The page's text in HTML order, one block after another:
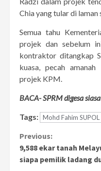
Chia yang tular di laman
Semua tahu
projek dan sebelum
kontraktor ditangkap
kuasa, pecah
projek KPM.
BACA-SPRM digesa
Tags: Mohd Fahim SUPOL
Continue
Reading
Previous:
9,588 ekar tanah
siapa pemilik ladang